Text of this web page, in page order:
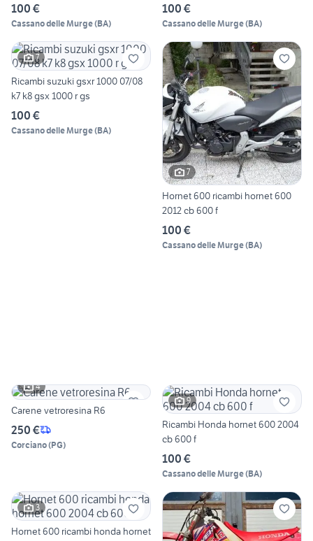
100 €
Cassano delle Murge(BA)
100 €
Cassano delle Murge(BA)
7
Ricambi suzuki gsxr 1000 07/08
k7 k8 gsx 1000 r gs
100 €
Cassano delle Murge(BA)
7
Hornet 600 ricambi hornet 600
2012 cb 600 f
100 €
Cassano delle Murge(BA)
4
Carene vetroresina R6
250 €
Corciano(PG)
9
Ricambi Honda hornet 600 2004
cb 600 f
100 €
Cassano delle Murge(BA)
3
Hornet 600 ricambi honda hornet